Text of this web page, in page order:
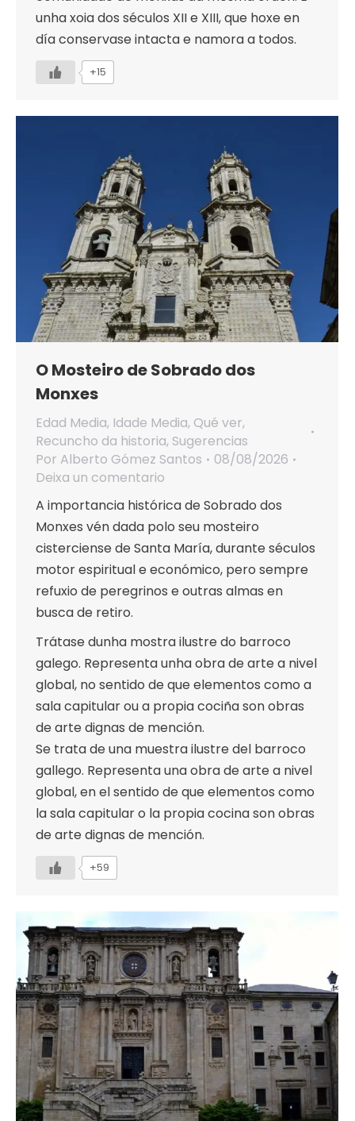
unha xoia dos séculos XII e XIII, que hoxe en
día conservase intacta e namora a todos.
+15
O Mosteiro de Sobrado dos
Monxes
Edad Media, Idade Media, Qué ver,
Recuncho da historia, Sugerencias
Por Alberto Gómez Santos
08/08/2026
Deixa un comentario
A importancia histórica de Sobrado dos
Monxes vén dada polo seu mosteiro
cisterciense de Santa María, durante séculos
motor espiritual e económico, pero sempre
refuxio de peregrinos e outras almas en
busca de retiro.
Trátase dunha mostra ilustre do barroco
galego. Representa unha obra de arte a nivel
global, no sentido de que elementos como a
sala capitular ou a propia cociña son obras
de arte dignas de mención.
Se trata de una muestra ilustre del barroco
gallego. Representa una obra de arte a nivel
global, en el sentido de que elementos como
la sala capitular o la propia cocina son obras
de arte dignas de mención.
+59